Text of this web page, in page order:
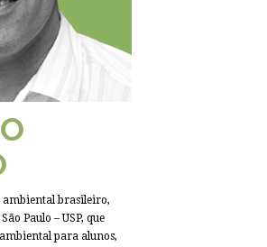
ambiental brasileiro,
Paulo – USP, que
para alunos,